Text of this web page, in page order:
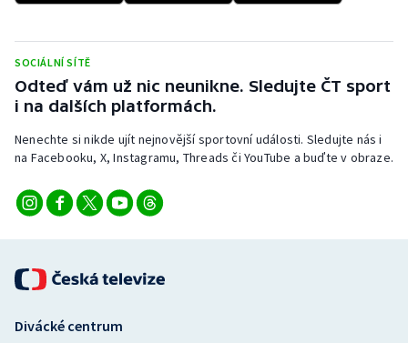
Short track
Sportovní střelba
Stolní tenis
Triatlon
Veslování
Volejbal
Ostatní
SOCIÁLNÍ SÍTĚ
Odteď vám už nic neunikne. Sledujte ČT sport
i na dalších platformách.
Nenechte si nikde ujít nejnovější sportovní události. Sledujte nás i
na Facebooku, X, Instagramu, Threads či YouTube a buďte v obraze.
Divácké centrum